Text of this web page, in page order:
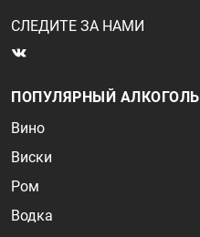
СЛЕДИТЕ ЗА НАМИ
ПОПУЛЯРНЫЙ АЛКОГОЛЬ
Вино
Виски
Ром
Водка